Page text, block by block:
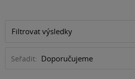
Filtrovat výsledky
Seřadit: